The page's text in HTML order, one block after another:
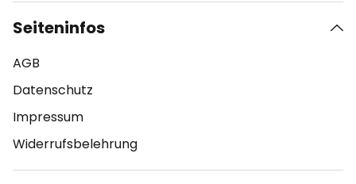
Seiteninfos
AGB
Datenschutz
Impressum
Widerrufsbelehrung